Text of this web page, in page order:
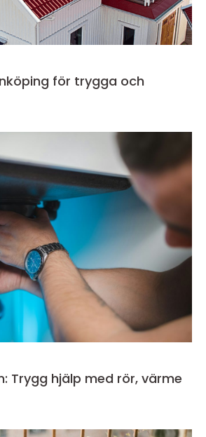
för trygga och
Trygg hjälp med rör, värme